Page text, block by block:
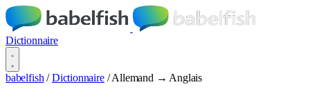
Dictionnaire
babelfish / Dictionnaire / Allemand → Anglais